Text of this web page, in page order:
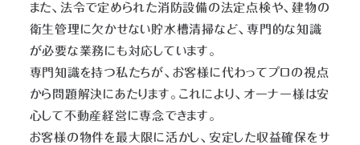
また、法令で定められた消防設備の法定点検や、建物の
衛生管理に欠かせない貯水槽清掃など、専門的な知識
が必要な業務にも対応しています。
専門知識を持つ私たちが、お客様に代わってプロの視点
から問題解決にあたります。これにより、オーナー様は安
心して不動産経営に専念できます。
お客様の物件を最大限に活かし、安定した収益確保をサ